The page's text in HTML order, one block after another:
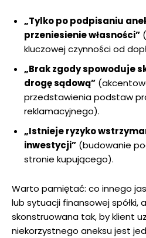
„Tylko po podpisaniu
przeniesienie własności”
kluczowej czynności od
„Brak zgody spowoduje
drogę sądową”
przedstawienia podstaw
reklamacyjnego).
„Istnieje ryzyko
inwestycji” (budowanie
stronie kupującego).
Warto pamiętać: co innego
lub sytuacji finansowej spółki,
skonstruowana tak, by klient
niekorzystnego aneksu jest